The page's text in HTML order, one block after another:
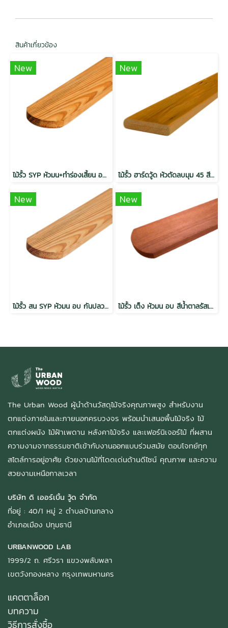
สินค้าเกี่ยวข้อง
New
ไม้รั้ว SYP หัวมน+ทำร่องเสี้ยน อบ Thermo Teak Grade Natural
New
ไม้รั้ว ฮาร์ดวู้ด หัวตัดลบมุม 45 สีสัก พิมพ์ลาย กันปลวก
New
ไม้รั้ว สน SYP หัวมน อบ กันปลวก เกรดพรีเมี่ยม
New
ไม้รั้ว เต็ง หัวมน อบ สีน้ำตาลรัสเซท
The Urban Wood ผู้นำด้านวัสดุไม้จริงคุณภาพสูง สำหรับงาน
ตกแต่งภายในและภายนอกครบวงจร พร้อมนำเสนอพื้นไม้จริง ไม้
ตกแต่งผนัง ไม้ฝ้าเพดาน หลังคาไม้จริง และเฟอร์นิเจอร์ไม้ ที่ผสาน
ความงามจากธรรมชาติเข้ากับงานออกแบบร่วมสมัย ตอบโจทย์ทุก
สไตล์การอยู่อาศัย ด้วยงานไม้ที่โดดเด่นด้านดีไซน์ คุณภาพ และความ
สวยงามเหนือกาลเวลา
บริษัท ดิ เออร์เบิ้น วู้ด จำกัด
ที่อยู่ : 40/1 หมู่ 2 ตำบลบ้านกลาง
อำเภอเมือง ปทุมธานี
URBANWOOD LAB
1999/2 ถ. ศรีวรา แขวงพลับพลา
เขตวังทองหลาง กรุงเทพมหานคร
แคตตาล็อก
บทความ
วิธีการสั่งซื้อ